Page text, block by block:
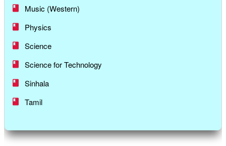
Music (Western)
Physics
Science
Science for Technology
Sinhala
Tamil